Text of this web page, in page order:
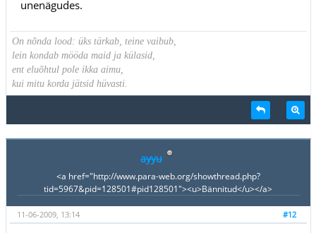
unenägudes.
On nõnda lood: üks tärkab, teine vaibub,
lein kondab mööda maid ja külasid,
ent eluõhtul pole ikka aimu,
kui mitu korda jätsid hüvasti.
ayyu
<a href="http://www.para-web.org/showthread.php?
tid=5967&pid=128501#pid128501"><u>Bännitud</u></a>
#12
11-06-2009, 13:14